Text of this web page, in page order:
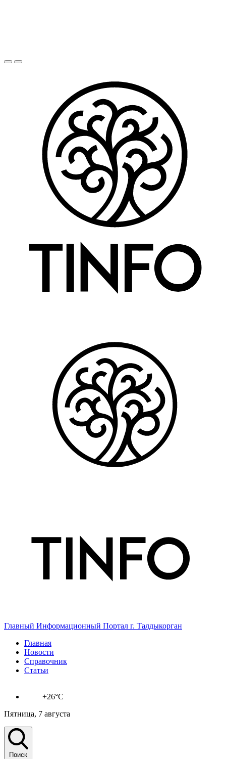
Главный Информационный Портал г. Талдыкорган
Главная
Новости
Справочник
Статьи
+26°C
Пятница, 7 августа
Поиск